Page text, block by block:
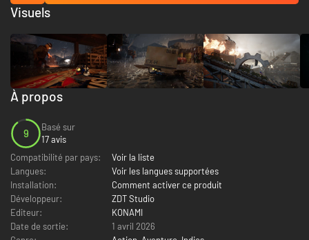
À propos
9
Basé sur
17 avis
Compatibilité par pays:
Voir la liste
Langues:
Voir les langues supportées
Installation:
Comment activer ce produit
Développeur:
ZDT Studio
Editeur:
KONAMI
Date de sortie:
1 avril 2026
Visuels